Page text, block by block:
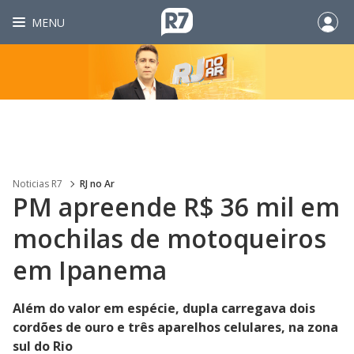
MENU
Noticias R7 RJ no Ar
PM apreende R$ 36 mil em
mochilas de motoqueiros
em Ipanema
Além do valor em espécie, dupla carregava dois
cordões de ouro e três aparelhos celulares, na zona
sul do Rio